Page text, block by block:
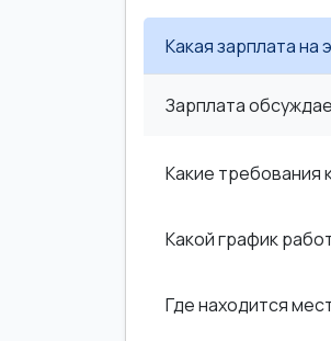
Какая зарплата на
Зарплата
Какие требования
Какой график
Где находится